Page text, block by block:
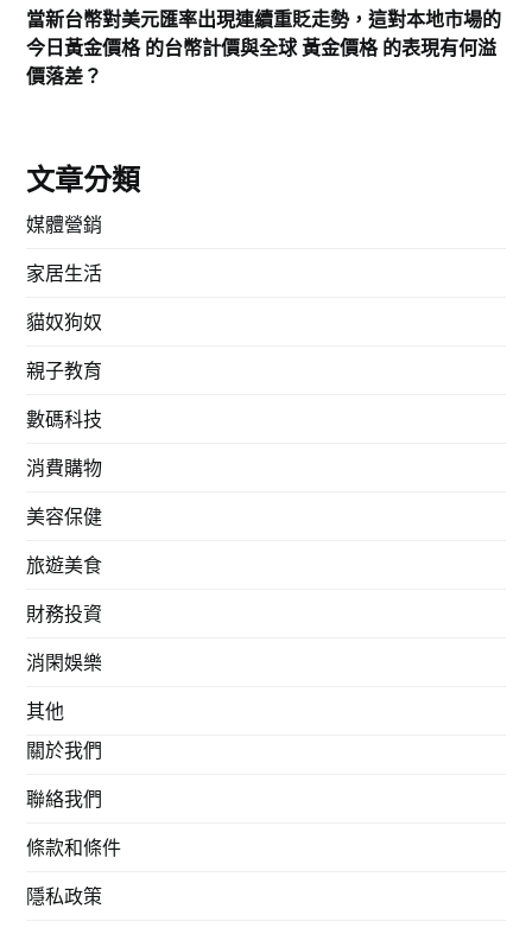
當新台幣對美元匯率出現連續重貶走勢，這對本地市場的
今日黃金價格 的台幣計價與全球 黃金價格 的表現有何溢
價落差？
文章分類
媒體營銷
家居生活
貓奴狗奴
親子教育
數碼科技
消費購物
美容保健
旅遊美食
財務投資
消閑娛樂
其他
關於我們
聯絡我們
條款和條件
隱私政策